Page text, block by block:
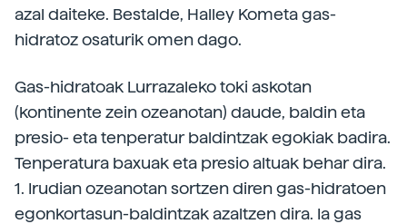
azal daiteke. Bestalde, Halley Kometa gas-
hidratoz osaturik omen dago.
Gas-hidratoak Lurrazaleko toki askotan
(kontinente zein ozeanotan) daude, baldin eta
presio- eta tenperatur baldintzak egokiak badira.
Tenperatura baxuak eta presio altuak behar dira.
1. Irudian ozeanotan sortzen diren gas-hidratoen
egonkortasun-baldintzak azaltzen dira. Ia gas